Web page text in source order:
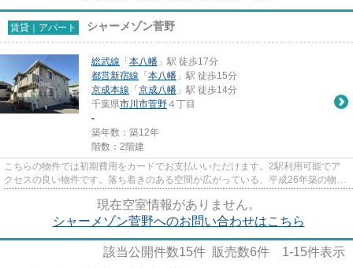
賃貸｜アパート シャーメゾン菅野
総武線 「 本八幡 」駅 徒歩17分
都営新宿線 「 本八幡 」駅 徒歩15分
京成本線 「 京成八幡 」駅 徒歩14分
千葉県市川市菅野 ４丁目
-
築年数：築12年
階数：2階建
こちらの物件では初期費用をカードでお支払いいただけます。2駅利用可能でア
クセスの良い物件です。落ち着きのある空間が広がっている、平成26年築の物件
現在空室情報がありません。
シャーメゾン菅野へのお問い合わせはこちら
該当公開件数15件 販売数6件 1-15件表示